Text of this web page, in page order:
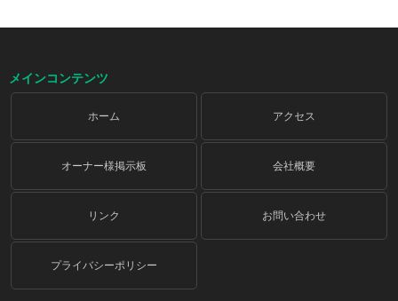
メインコンテンツ
ホーム アクセス
オーナー様掲示板 会社概要
リンク お問い合わせ
プライバシーポリシー